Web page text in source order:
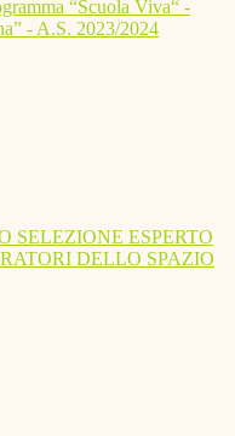
“Scuola Viva“ -
- A.S. 2023/2024
SELEZIONE ESPERTO
DELLO SPAZIO